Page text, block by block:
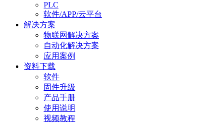
PLC
软件/APP/云平台
解决方案
物联网解决方案
自动化解决方案
应用案例
资料下载
软件
固件升级
产品手册
使用说明
视频教程